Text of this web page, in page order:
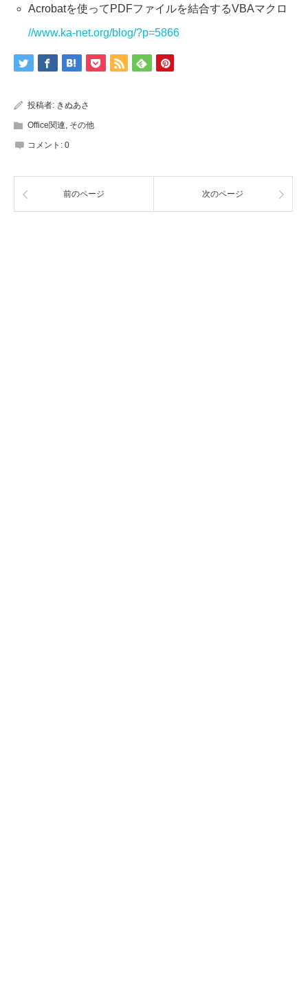
Acrobatを使ってPDFファイルを結合するVBAマクロ
//www.ka-net.org/blog/?p=5866
投稿者: きぬあさ
Office関連, その他
コメント: 0
前のページ 次のページ